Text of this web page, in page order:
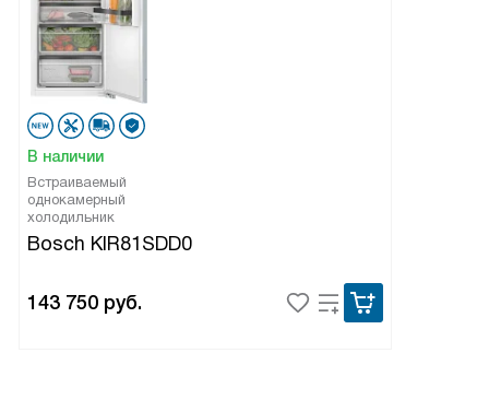
В наличии
Встраиваемый
однокамерный
холодильник
Bosch KIR81SDD0
143 750 руб.